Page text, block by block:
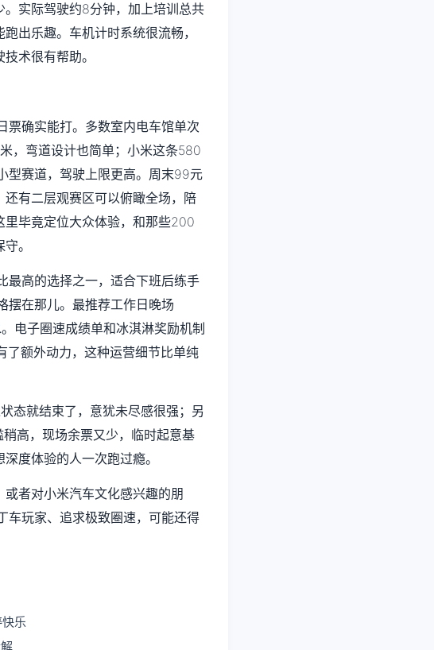
实际驾驶约8分钟，加上培训总共
出乐趣。车机计时系统很流畅，
术很有帮助。
票确实能打。多数室内电车馆单次
，弯道设计也简单；小米这条580
型赛道，驾驶上限更高。周末99元
有二层观赛区可以俯瞰全场，陪
里毕竟定位大众体验，和那些200
。
最高的选择之一，适合下班后练手
摆在那儿。最推荐工作日晚场
电子圈速成绩单和冰淇淋奖励机制
了额外动力，这种运营细节比单纯
态就结束了，意犹未尽感很强；另
高，现场余票又少，临时起意基
度体验的人一次跑过瘾。
者对小米汽车文化感兴趣的朋
车玩家、追求极致圈速，可能还得
乐